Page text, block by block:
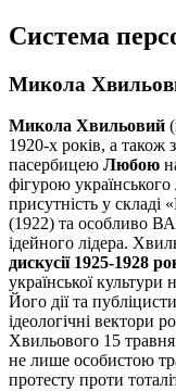
Система
Микола
Микола Хвильовий
1920-х років, а
пасербицею Любою
фігурою
присутність у складі
(1922) та особливо
ідейного лідера.
дискусії 1925-1928
української
Його дії та
ідеологічні вектори
Хвильового 15
не лише особистою
протесту проти